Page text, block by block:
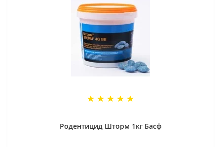
Родентицид Шторм 1кг Басф